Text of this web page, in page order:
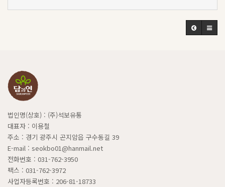
법인명(상호) : (주)석보유통
대표자 : 이용철
주소 : 경기 광주시 곤지암읍 구수동길 39
E-mail : seokbo01@hanmail.net
전화번호 : 031-762-3950
팩스 : 031-762-3972
사업자등록번호 : 206-81-18733